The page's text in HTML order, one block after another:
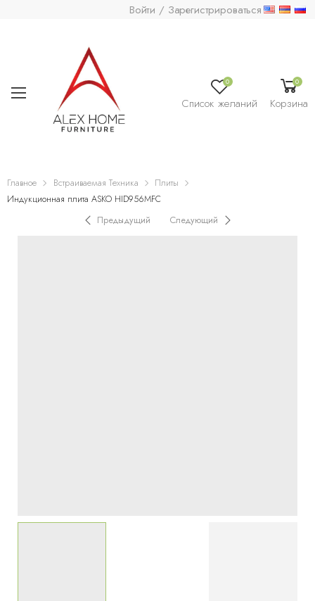
Войти / Зарегистрироваться
0
Список желаний
0
Корзина
Главное Встраиваемая Техника
Плиты
Индукционная плита ASKO HID956MFC
Предыдущий
Следующий